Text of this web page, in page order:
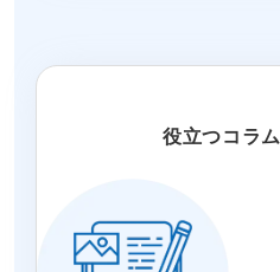
役立つコラム